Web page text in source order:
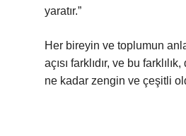
yaratır.”
Her bireyin ve toplumun
açısı farklıdır, ve bu
ne kadar zengin ve çeşitli